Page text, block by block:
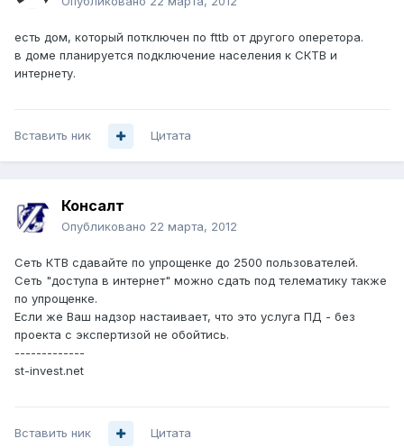
есть дом, который потключен по fttb от другого оперетора.
в доме планируется подключение населения к СКТВ и
интернету.
Вставить ник Цитата
Консалт
Опубликовано 22 марта, 2012
Сеть КТВ сдавайте по упрощенке до 2500 пользователей.
Cеть "доступа в интернет" можно сдать под телематику также
по упрощенке.
Если же Ваш надзор настаивает, что это услуга ПД - без
проекта с экспертизой не обойтись.
-------------
st-invest.net
Вставить ник Цитата